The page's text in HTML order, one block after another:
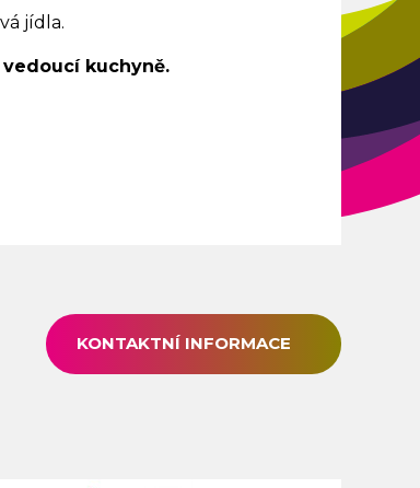
jídla.
kuchyně.
KONTAKTNÍ INFORMACE